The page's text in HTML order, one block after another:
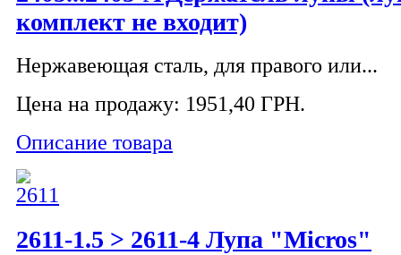
комплект не входит)
Нержавеющая сталь, для правого или...
Цена на продажу: 1951,40 ГРН.
Описание товара
2611-1.5 > 2611-4 Лупа "Micros"